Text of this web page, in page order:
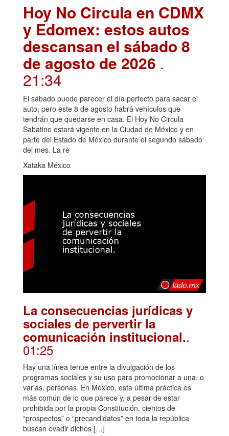
Hoy No Circula en CDMX
y Edomex: estos autos
descansan el sábado 8
de agosto de 2026 .
21:34
El sábado puede parecer el día perfecto para sacar el
auto, pero este 8 de agosto habrá vehículos que
tendrán que quedarse en casa. El Hoy No Circula
Sabatino estará vigente en la Ciudad de México y en
parte del Estado de México durante el segundo sábado
del mes. La re
Xataka México
La consecuencias jurídicas y
sociales de pervertir la
comunicación institucional..
01:25
Hay una línea tenue entre la divulgación de los
programas sociales y su uso para promocionar a una, o
varias, personas. En México, esta última práctica es
más común de lo que parece y, a pesar de estar
prohibida por la propia Constitución, cientos de
“prospectos” o “precandidatos” en toda la república
buscan evadir dichos […]